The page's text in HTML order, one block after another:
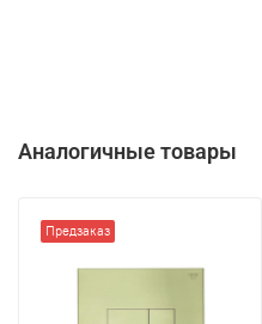
Аналогичные товары
Предзаказ